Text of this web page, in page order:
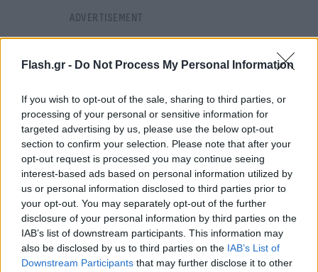
Flash.gr - Do Not Process My Personal Information
If you wish to opt-out of the sale, sharing to third parties, or
processing of your personal or sensitive information for
targeted advertising by us, please use the below opt-out
section to confirm your selection. Please note that after your
opt-out request is processed you may continue seeing
interest-based ads based on personal information utilized by
us or personal information disclosed to third parties prior to
your opt-out. You may separately opt-out of the further
disclosure of your personal information by third parties on the
IAB’s list of downstream participants. This information may
also be disclosed by us to third parties on the IAB’s List of
Downstream Participants that may further disclose it to other
«Ο Ερντογάν φαίνεται να είναι στην ομάδα μας,